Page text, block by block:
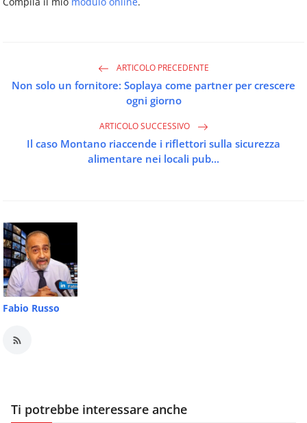
ARTICOLO PRECEDENTE
Non solo un fornitore: Soplaya come partner per crescere
ogni giorno
ARTICOLO SUCCESSIVO
Il caso Montano riaccende i riflettori sulla sicurezza
alimentare nei locali pub...
Fabio Russo
Ti potrebbe interessare anche